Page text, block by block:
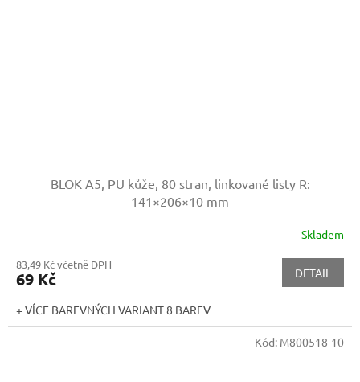
BLOK A5, PU kůže, 80 stran, linkované listy R:
141×206×10 mm
Skladem
83,49 Kč včetně DPH
69 Kč DETAIL
+ VÍCE BAREVNÝCH VARIANT 8 BAREV
Kód: M800518-10